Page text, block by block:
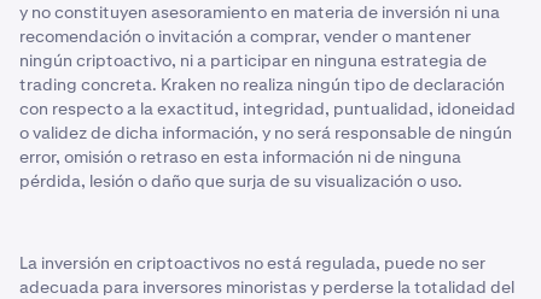
y no constituyen asesoramiento en materia de inversión ni una
recomendación o invitación a comprar, vender o mantener
ningún criptoactivo, ni a participar en ninguna estrategia de
trading concreta. Kraken no realiza ningún tipo de declaración
con respecto a la exactitud, integridad, puntualidad, idoneidad
o validez de dicha información, y no será responsable de ningún
error, omisión o retraso en esta información ni de ninguna
pérdida, lesión o daño que surja de su visualización o uso.
La inversión en criptoactivos no está regulada, puede no ser
adecuada para inversores minoristas y perderse la totalidad del